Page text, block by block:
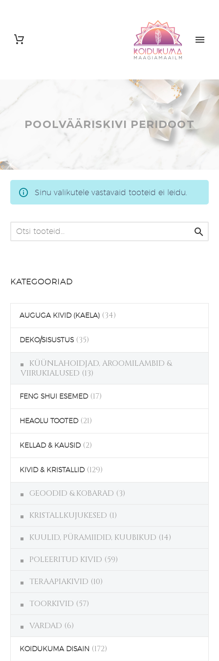
POOLVÄÄRISKIVI PERIDOOT
Sinu valikutele vastavaid tooteid ei leidu.

KATEGOORIAD
AUGUGA KIVID (KAELA) (34)
DEKO/SISUSTUS (35)
KÜÜNLAHOIDJAD, AROOMILAMBID &
VIIRUKIALUSED (13)
FENG SHUI ESEMED (17)
HEAOLU TOOTED (21)
KELLAD & KAUSID (2)
KIVID & KRISTALLID (129)
GEOODID & KOBARAD (3)
KRISTALLKUJUKESED (1)
KUULID, PÜRAMIIDID, KUUBIKUD (14)
POLEERITUD KIVID (59)
TERAAPIAKIVID (10)
TOORKIVID (57)
VARDAD (6)
KOIDUKUMA DISAIN (172)